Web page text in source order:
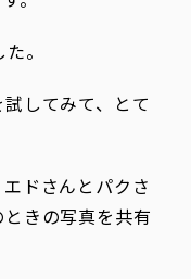
。
してみて、とて
ドさんとパクさ
きの写真を共有